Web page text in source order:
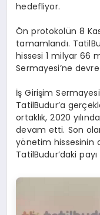
hedefliyor.
Ön protokolün 8
tamamlandı.
hissesi 1 milyar 66
Sermayesi’ne
İş Girişim
TatilBudur’a
ortaklık, 2020
devam etti. Son
yönetim hissesinin
TatilBudur’daki